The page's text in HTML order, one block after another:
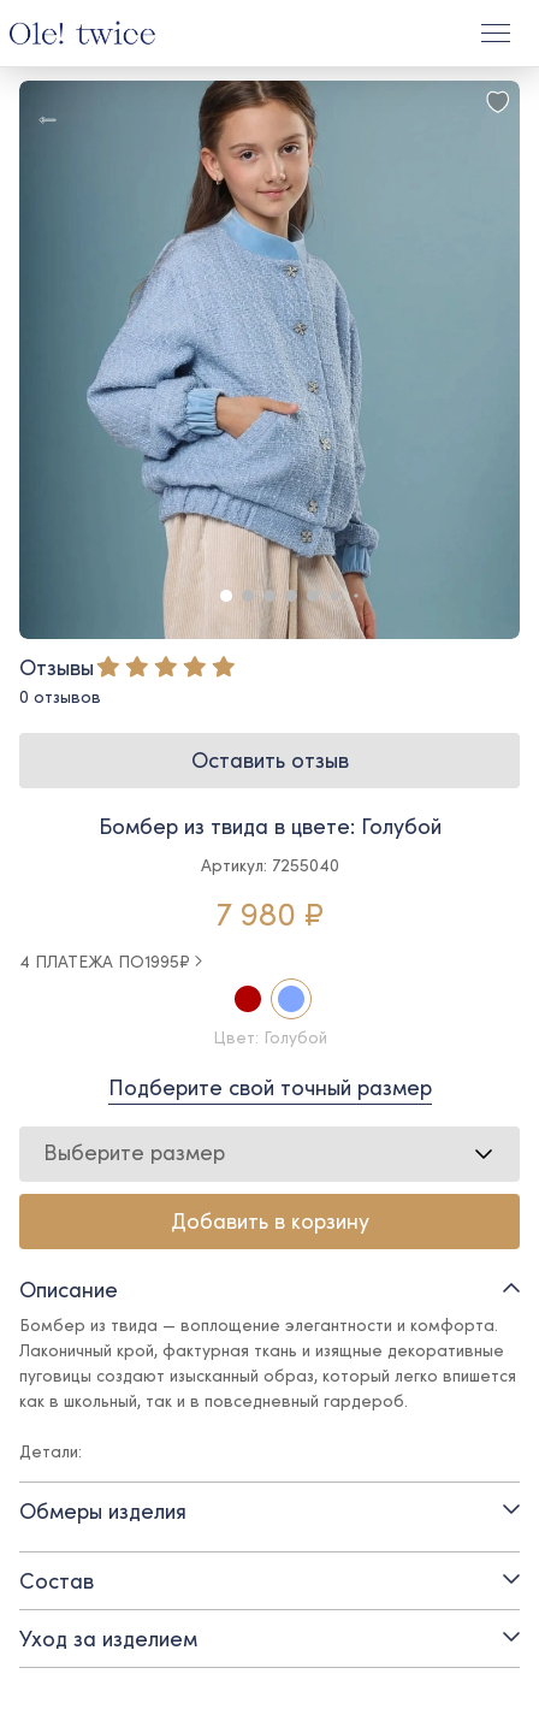
Отзывы
0 отзывов
Оставить отзыв
Бомбер из твида в цвете: Голубой
Артикул: 7255040
7 980 ₽
4 ПЛАТЕЖА ПО1995₽
Цвет: Голубой
Подберите свой точный размер
Выберите размер
Добавить в корзину
Описание
Бомбер из твида — воплощение элегантности и комфорта.
Лаконичный крой, фактурная ткань и изящные декоративные
пуговицы создают изысканный образ, который легко впишется
как в школьный, так и в повседневный гардероб.
Детали:
- застежка на декоративные пуговицы
- прорезные карманы
- подкладка - вискоза
Обмеры изделия
Состав
Уход за изделием